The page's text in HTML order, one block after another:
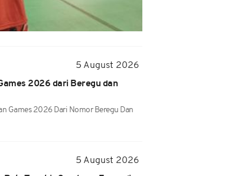
5 August 2026
2026 dari Beregu dan
Games 2026 Dari Nomor Beregu Dan
5 August 2026